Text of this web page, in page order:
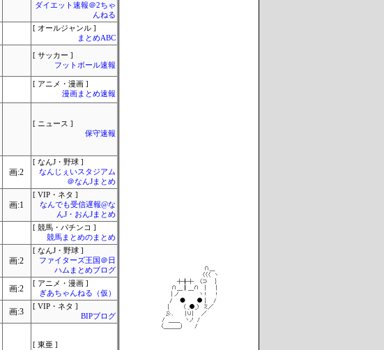
ダイエット速報＠2ちゃ
んねる
[ オールジャンル ]
まとめABC
[ サッカー ]
フットボール速報
[ アニメ・漫画 ]
漫画まとめ速報
[ ニュース ]
保守速報
画:2
[ なんJ・野球 ]
なんじぇいスタジアム
＠なんJまとめ
画:1
[ VIP・ネタ ]
なんでも受信遅報@な
んJ・おんJまとめ
[ 競馬・パチンコ ]
競馬まとめのまとめ
画:2
[ なんJ・野球 ]
ファイターズ王国＠日
ハムまとめブログ
画:2
[ アニメ・漫画 ]
ぎあちゃんねる（仮）
画:3
[ VIP・ネタ ]
BIPブログ
[ 東亜 ]